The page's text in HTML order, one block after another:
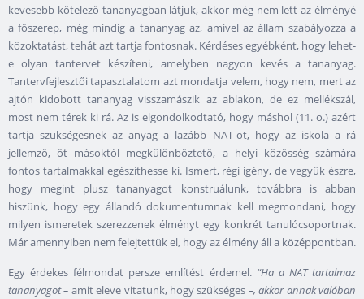
kevesebb kötelező tananyagban látjuk, akkor még nem lett az élményé
a főszerep, még mindig a tananyag az, amivel az állam szabályozza a
közoktatást, tehát azt tartja fontosnak. Kérdéses egyébként, hogy lehet-
e olyan tantervet készíteni, amelyben nagyon kevés a tananyag.
Tantervfejlesztői tapasztalatom azt mondatja velem, hogy nem, mert az
ajtón kidobott tananyag visszamászik az ablakon, de ez mellékszál,
most nem térek ki rá. Az is elgondolkodtató, hogy máshol (11. o.) azért
tartja szükségesnek az anyag a lazább NAT-ot, hogy az iskola a rá
jellemző, őt másoktól megkülönböztető, a helyi közösség számára
fontos tartalmakkal egészíthesse ki. Ismert, régi igény, de vegyük észre,
hogy megint plusz tananyagot konstruálunk, továbbra is abban
hiszünk, hogy egy állandó dokumentumnak kell megmondani, hogy
milyen ismeretek szerezzenek élményt egy konkrét tanulócsoportnak.
Már amennyiben nem felejtettük el, hogy az élmény áll a középpontban.
Egy érdekes félmondat persze említést érdemel. “Ha a NAT tartalmaz
tananyagot – amit eleve vitatunk, hogy szükséges –, akkor annak valóban